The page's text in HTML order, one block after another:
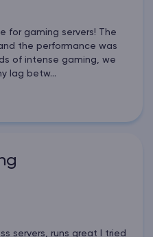
for gaming servers! The
the performance was
of intense gaming, we
lag betw...
servers, runs great I tried